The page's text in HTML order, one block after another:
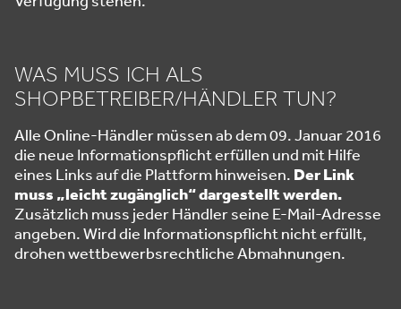
WAS MUSS ICH ALS
SHOPBETREIBER/HÄNDLER TUN?
Alle Online-Händler müssen ab dem 09. Januar 2016
die neue Informationspflicht erfüllen und mit Hilfe
eines Links auf die Plattform hinweisen. Der Link
muss „leicht zugänglich“ dargestellt werden.
Zusätzlich muss jeder Händler seine E-Mail-Adresse
angeben. Wird die Informationspflicht nicht erfüllt,
drohen wettbewerbsrechtliche Abmahnungen.